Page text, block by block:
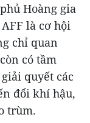
Hoàng gia
là cơ hội
chỉ quan
có tầm
quyết các
đổi khí hậu,
trùm.